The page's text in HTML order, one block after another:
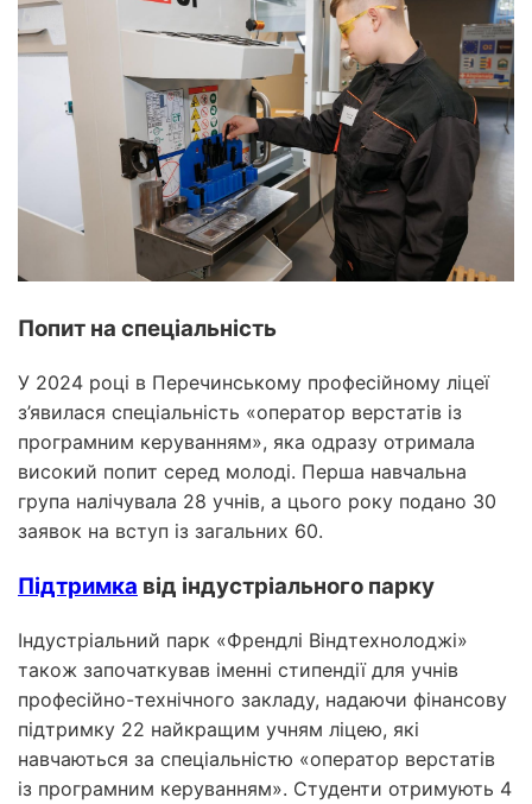
Попит на спеціальність
У 2024 році в Перечинському професійному ліцеї
з’явилася спеціальність «оператор верстатів із
програмним керуванням», яка одразу отримала
високий попит серед молоді. Перша навчальна
група налічувала 28 учнів, а цього року подано 30
заявок на вступ із загальних 60.
Підтримка від індустріального парку
Індустріальний парк «Френдлі Віндтехнолоджі»
також започаткував іменні стипендії для учнів
професійно-технічного закладу, надаючи фінансову
підтримку 22 найкращим учням ліцею, які
навчаються за спеціальністю «оператор верстатів
із програмним керуванням». Студенти отримують 4